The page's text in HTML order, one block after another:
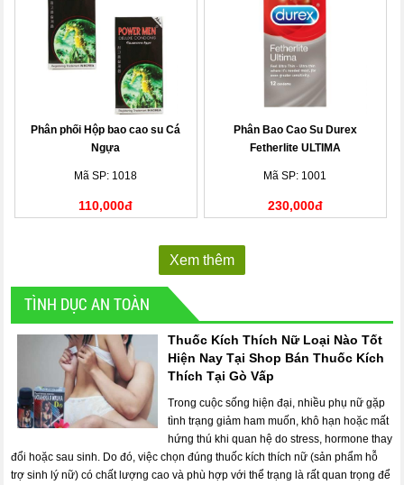
Phân phối Hộp bao cao su Cá
Ngựa
Mã SP: 1018
110,000đ
Phân Bao Cao Su Durex
Fetherlite ULTIMA
Mã SP: 1001
230,000đ
Xem thêm
TÌNH DỤC AN TOÀN
Thuốc Kích Thích Nữ Loại Nào Tốt
Hiện Nay Tại Shop Bán Thuốc Kích
Thích Tại Gò Vấp
Trong cuộc sống hiện đại, nhiều phụ nữ gặp
tình trạng giảm ham muốn, khô hạn hoặc mất
hứng thú khi quan hệ do stress, hormone thay
đổi hoặc sau sinh. Do đó, việc chọn đúng thuốc kích thích nữ (sản phẩm hỗ
trợ sinh lý nữ) có chất lượng cao và phù hợp với thể trạng là rất quan trọng để